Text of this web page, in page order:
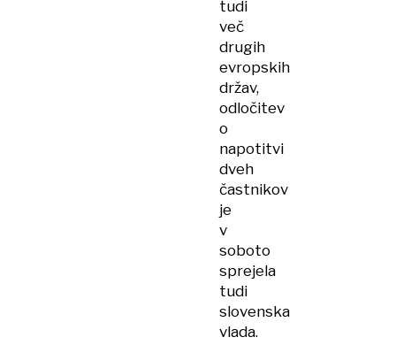
tudi
več
drugih
evropskih
držav,
odločitev
o
napotitvi
dveh
častnikov
je
v
soboto
sprejela
tudi
slovenska
vlada.